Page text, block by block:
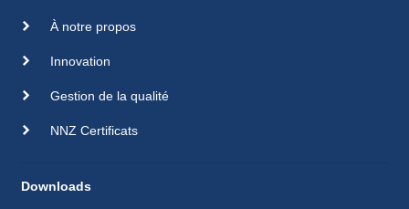
À notre propos
Innovation
Gestion de la qualité
NNZ Certificats
Downloads